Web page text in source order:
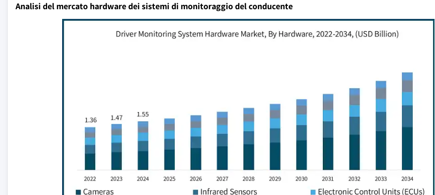
Analisi del mercato hardware dei sistemi di monitoraggio del conducente